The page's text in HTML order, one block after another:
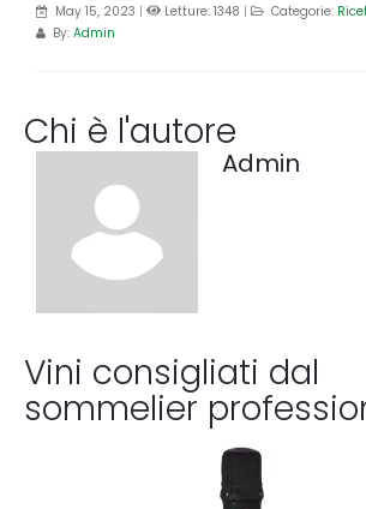
May 15, 2023 | Letture: 1348 | Categorie:
By: Admin
Chi è l'autore
Admin
Vini consigliati dal
sommelier